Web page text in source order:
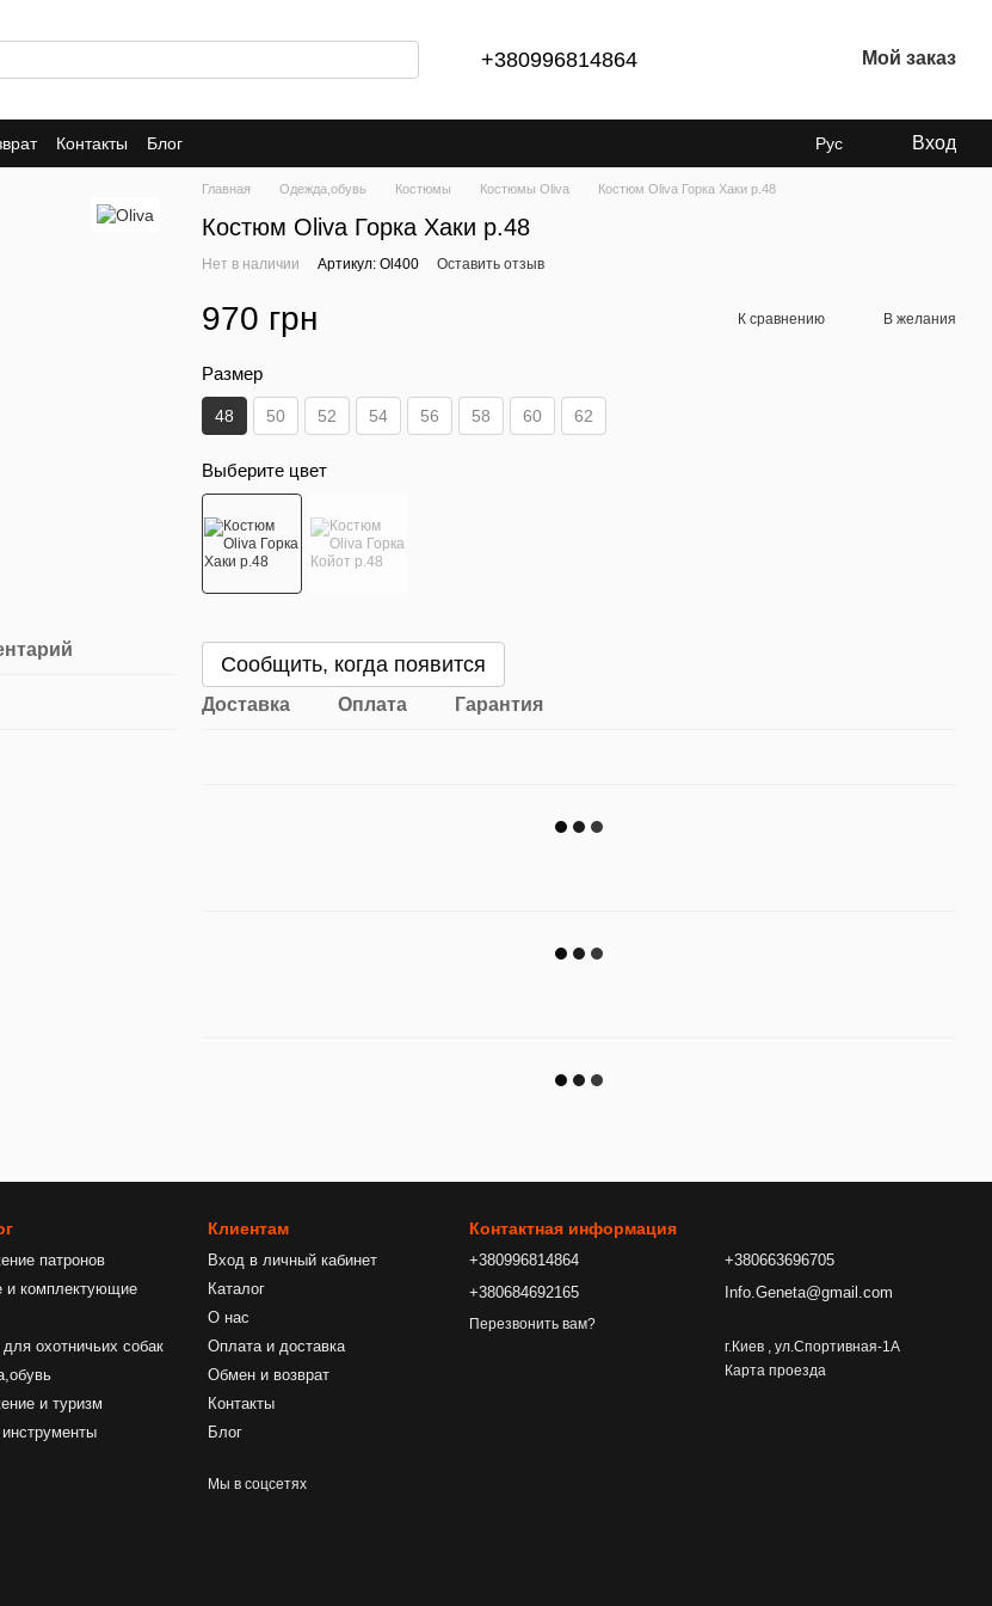
+380996814864 Мой заказ
Контакты Блог Рус Вход
Главная Одежда,обувь Костюмы Костюмы Oliva Костюм Oliva Горка Хаки р.48
Костюм Oliva Горка Хаки р.48
Нет в наличии Артикул: Ol400 Оставить отзыв
970 грн К сравнению В желания
Размер
48 50 52 54 56 58 60 62
Выберите цвет
Сообщить, когда появится
Доставка Оплата Гарантия
патронов
и комплектующие
охотничьих собак
и туризм
Клиентам
Вход в личный кабинет
Каталог
О нас
Оплата и доставка
Обмен и возврат
Контакты
Блог
Мы в соцсетях
Контактная информация
+380996814864
+380684692165
Перезвонить вам?
+380663696705
Info.Geneta@gmail.com
г.Киев , ул.Спортивная-1А
Карта проезда